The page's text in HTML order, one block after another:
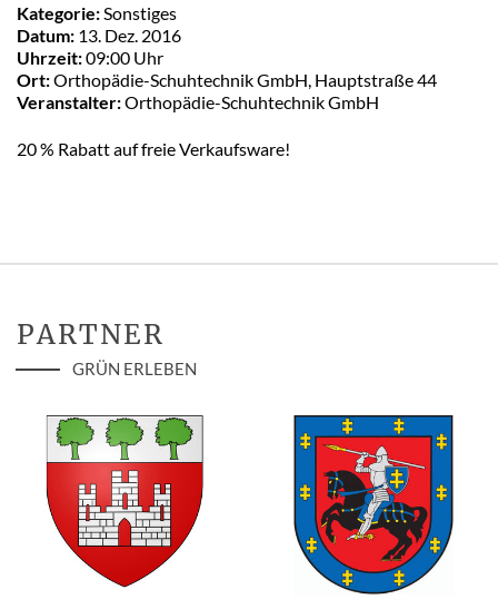
Kategorie: Sonstiges
Datum: 13. Dez. 2016
Uhrzeit:09:00 Uhr
Ort:Orthopädie-Schuhtechnik GmbH, Hauptstraße 44
Veranstalter:Orthopädie-Schuhtechnik GmbH
20 % Rabatt auf freie Verkaufsware!
PARTNER
GRÜN ERLEBEN